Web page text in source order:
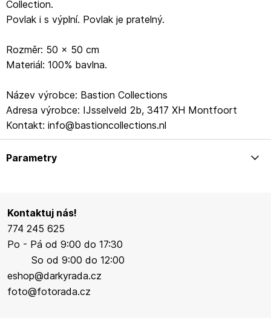
Collection.
Povlak i s výplní. Povlak je pratelný.
Rozměr: 50 x 50 cm
Materiál: 100% bavlna.
Název výrobce: Bastion Collections
Adresa výrobce: IJsselveld 2b, 3417 XH Montfoort
Kontakt: info@bastioncollections.nl
Parametry
Kontaktuj nás!
774 245 625
Po - Pá od 9:00 do 17:30
So od 9:00 do 12:00
eshop@darkyrada.cz
foto@fotorada.cz